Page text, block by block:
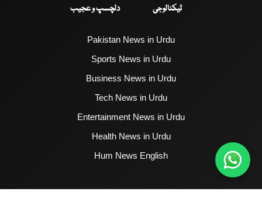
ٹیکنالوجی
دلچسپ و عجیب
Pakistan News in Urdu
Sports News in Urdu
Business News in Urdu
Tech News in Urdu
Entertainment News in Urdu
Health News in Urdu
Hum News English